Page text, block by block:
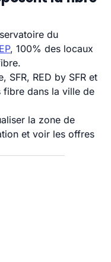
du
, 100% des locaux
SFR, RED by SFR et
fibre dans la ville de
la zone de
et voir les offres